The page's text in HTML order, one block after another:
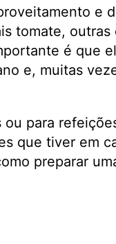
e
tomate, outras
é que
e, muitas
para
que tiver em
preparar